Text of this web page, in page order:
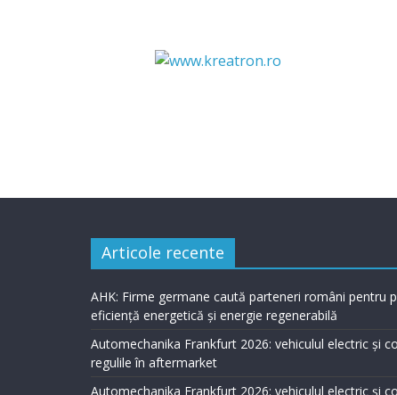
Articole recente
AHK: Firme germane caută parteneri români pentru
eficiență energetică și energie regenerabilă
Automechanika Frankfurt 2026: vehiculul electric și
regulile în aftermarket
Automechanika Frankfurt 2026: vehiculul electric și